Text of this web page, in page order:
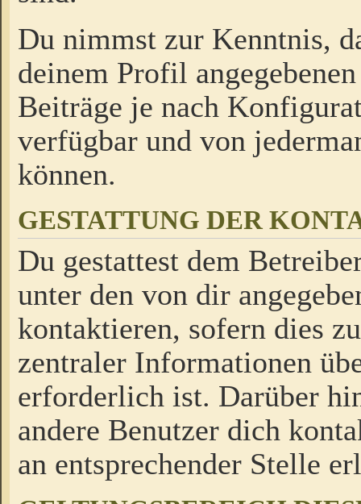
Du nimmst zur Kenntnis,
deinem Profil
Beiträge je nach
verfügbar und von
können.
GESTATTUNG DER
Du gestattest dem
unter den von dir
kontaktieren, sofern dies
zentraler Informationen
erforderlich ist. Darüber
andere Benutzer dich
an entsprechender Stelle